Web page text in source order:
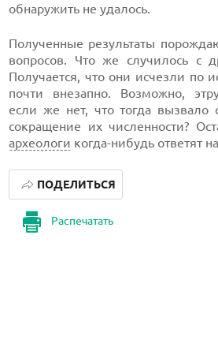
обнаружить не удалось.
Полученные результаты
вопросов. Что же случилось с
Получается, что они исчезли по
почти внезапно. Возможно,
если же нет, что тогда вызвало
сокращение их численности?
археологи когда-нибудь ответят
Распечатать
ПОДЕЛИТЬСЯ